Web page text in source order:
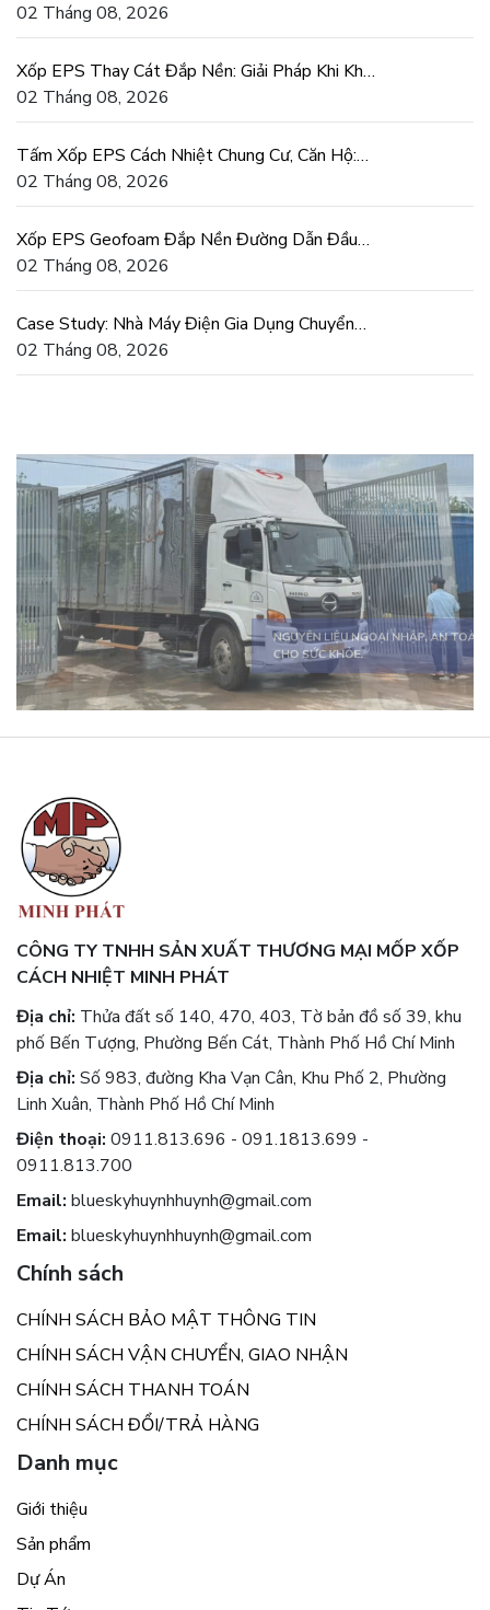
Dự Án Xây Dựng
02 Tháng 08, 2026
Xốp EPS Thay Cát Đắp Nền: Giải Pháp Khi Khan
Hiếm Cát San Lấp
02 Tháng 08, 2026
Tấm Xốp EPS Cách Nhiệt Chung Cư, Căn Hộ:
Tiết Kiệm Điện Thật
02 Tháng 08, 2026
Xốp EPS Geofoam Đắp Nền Đường Dẫn Đầu
Cầu Chống Lún Lệch
02 Tháng 08, 2026
Case Study: Nhà Máy Điện Gia Dụng Chuyển
Sang Khuôn Xốp EPS
02 Tháng 08, 2026
SẢN PHẨM ĐA DẠNG, ĐÁP ỨNG MỌI
NHU CẦU.
CÔNG TY TNHH SẢN XUẤT THƯƠNG MẠI MỐP XỐP
CÁCH NHIỆT MINH PHÁT
Địa chỉ: Thửa đất số 140, 470, 403, Tờ bản đồ số 39, khu
phố Bến Tượng, Phường Bến Cát, Thành Phố Hồ Chí Minh
Địa chỉ: Số 983, đường Kha Vạn Cân, Khu Phố 2, Phường
Linh Xuân, Thành Phố Hồ Chí Minh
Điện thoại: 0911.813.696 - 091.1813.699 -
0911.813.700
Email: blueskyhuynhhuynh@gmail.com
Email: blueskyhuynhhuynh@gmail.com
Chính sách
CHÍNH SÁCH BẢO MẬT THÔNG TIN
CHÍNH SÁCH VẬN CHUYỂN, GIAO NHẬN
CHÍNH SÁCH THANH TOÁN
CHÍNH SÁCH ĐỔI/TRẢ HÀNG
Danh mục
Giới thiệu
Sản phẩm
Dự Án